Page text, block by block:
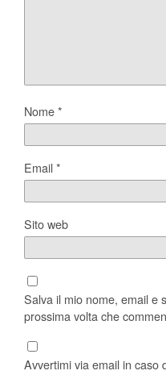
Nome*
Email*
Sito web
Salva il mio nome, email e
prossima volta che
Avvertimi via email in caso